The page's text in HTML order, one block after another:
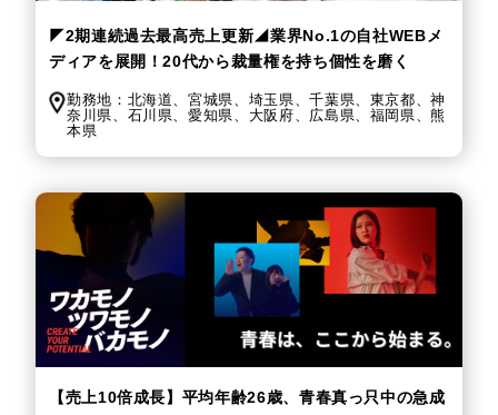
◤2期連続過去最高売上更新◢業界No.1の自社WEBメ
ディアを展開！20代から裁量権を持ち個性を磨く
勤務地： 北海道、宮城県、 埼玉県、千葉県、 東京都、神
奈川県、 石川県、愛知県、 大阪府、 広島県、 福岡県、熊
本県
【売上10倍成長】平均年齢26歳、青春真っ只中の急成